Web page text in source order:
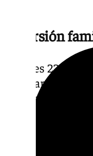
Diversión
El lunes 22
de la tarde, el
transformará en